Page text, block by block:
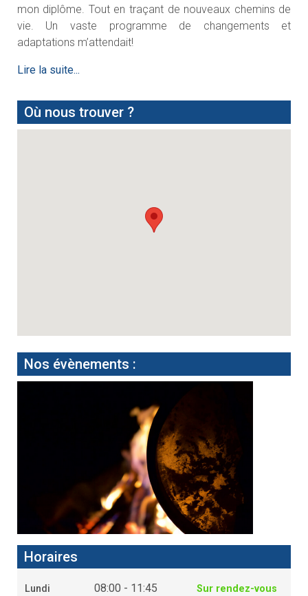
mon diplôme. Tout en traçant de nouveaux chemins de
vie. Un vaste programme de changements et
adaptations m’attendait!
Lire la suite...
Où nous trouver ?
Nos évènements :
Horaires
Lundi 08:00 - 11:45 Sur rendez-vous